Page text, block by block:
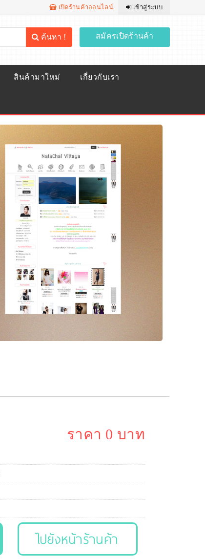
เปิดร้านค้าออนไลน์ เข้าสู่ระบบ
ค้นหา ! สมัครเปิดร้านค้า
สินค้ามาใหม่ เกี่ยวกับเรา
ราคา 0 บาท
ไปยังหน้าร้านค้า